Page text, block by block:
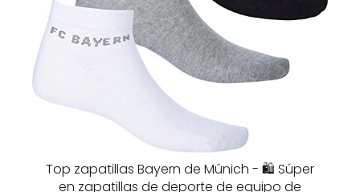
Top zapatillas Bayern de Múnich - 🛍️ Súper
en zapatillas de deporte de equipo de